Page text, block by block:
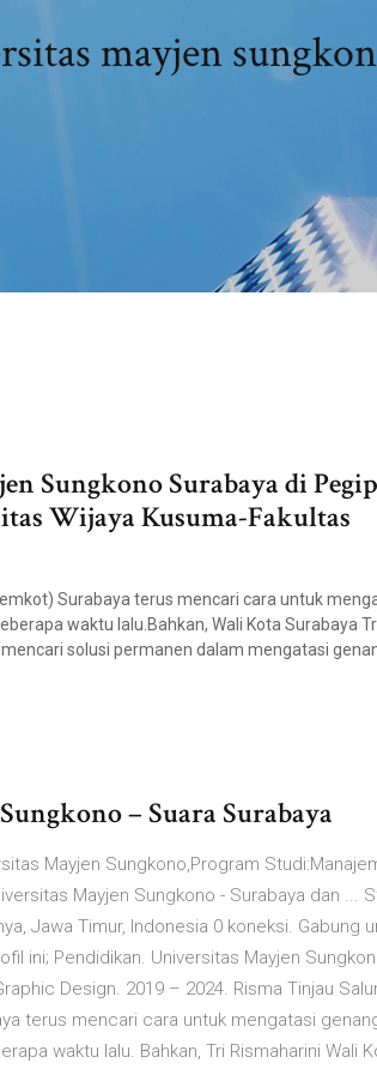
mayjen
Sungkono Surabaya di
Wijaya Kusuma-Fakultas
Surabaya terus mencari cara untuk
waktu lalu.Bahkan, Wali Kota Surabaya
solusi permanen dalam mengatasi
– Suara Surabaya
Mayjen Sungkono,Program
Mayjen Sungkono - Surabaya dan ...
Jawa Timur, Indonesia 0 koneksi. Gabung
ini; Pendidikan. Universitas Mayjen
Design. 2019 – 2024. Risma Tinjau
terus mencari cara untuk mengatasi
waktu lalu. Bahkan, Tri Rismaharini Wali